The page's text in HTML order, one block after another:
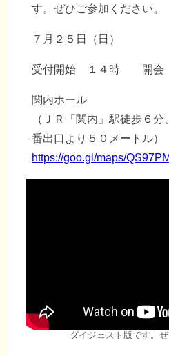
す。ぜひご参加ください。
７月２５日（日）
受付開始 １４時 開会
関内ホール
（ＪＲ「関内」駅徒歩６
番出口より５０メートル）
https://goo.gl/maps/
ダイジェスト版です。ぜ